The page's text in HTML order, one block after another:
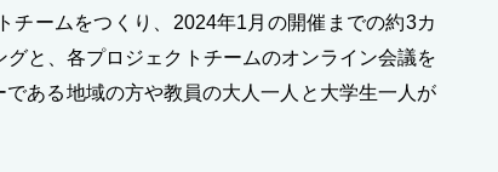
チームをつくり、2024年1月の開催までの約3カ
と、各プロジェクトチームのオンライン会議を
ある地域の方や教員の大人一人と大学生一人が